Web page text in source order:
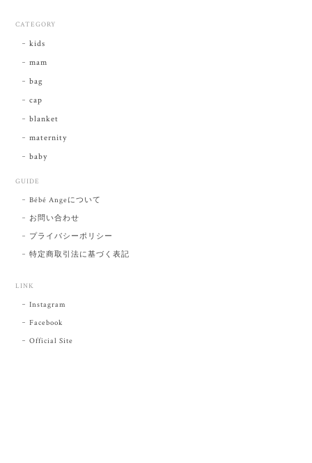
CATEGORY
kids
mam
bag
cap
blanket
maternity
baby
GUIDE
Bébé Angeについて
お問い合わせ
プライバシーポリシー
特定商取引法に基づく表記
LINK
Instagram
Facebook
Official Site